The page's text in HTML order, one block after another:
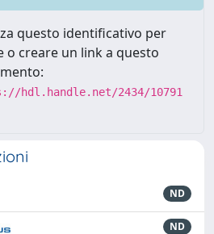
questo identificativo per
o creare un link a questo
hdl.handle.net/2434/10791
ND
ND